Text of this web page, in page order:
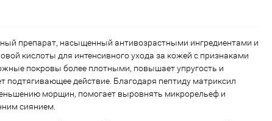
препарат, насыщенный антивозрастными ингредиентами и
кислоты для интенсивного ухода за кожей с признаками
покровы более плотными, повышает упругость и
подтягивающее действие. Благодаря пептиду матриксил
морщин, помогает выровнять микрорельеф и
сиянием.